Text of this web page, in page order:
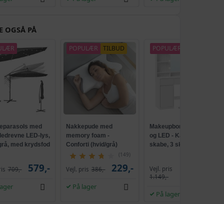
OGSÅ PÅ
med
LED-lys,
med krydsfod
709,- 579,-
POPULÆR TILBUD
Nakkepude med
memory foam -
Conforti (hvid/grå)
(149)
Vejl. pris 386,- 229,-
På lager
POPULÆR
Makeupbord med spejl
og LED - Kailyn, 2
skabe, 3 skuffer, 5
uden værktøj - cloud
hvid
Vejl. pris
1.149,-
På lager